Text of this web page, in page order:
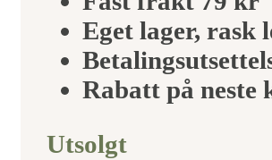
99kr.
Eget lager, rask
Rabatt på
Utsolgt